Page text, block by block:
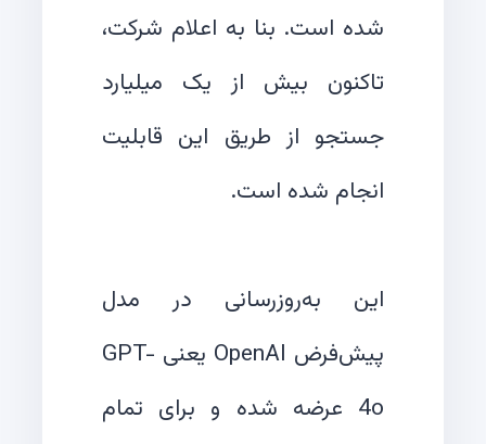
شده است. بنا به اعلام شرکت،
تاکنون بیش از یک میلیارد
جستجو از طریق این قابلیت
این به‌روزرسانی در مدل
پیش‌فرض OpenAI یعنی GPT-
4o عرضه شده و برای تمام